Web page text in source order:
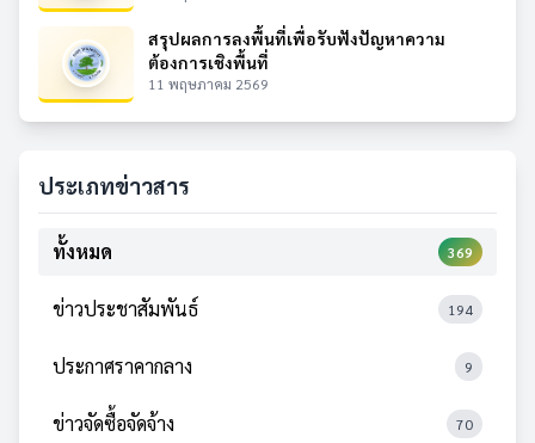
สรุปผลการลงพื้นที่เพื่อรับฟังปัญหาความ
ต้องการเชิงพื้นที่
11 พฤษภาคม 2569
ประเภทข่าวสาร
ทั้งหมด 369
ข่าวประชาสัมพันธ์ 194
ประกาศราคากลาง 9
ข่าวจัดซื้อจัดจ้าง 70